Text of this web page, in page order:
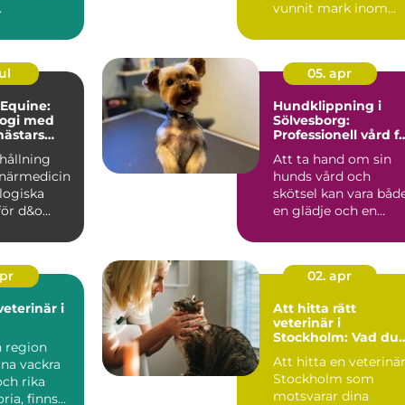
vunnit mark inom
med
d&o...
05. apr
Hundklippning i
Sölvesborg:
Professionell vård
Att ta hand om sin
hunds vård och
skötsel kan vara
en glädje och en
i
region
vackra
rika
finns
02. apr
Att hitta rätt
veterinär i
Stockholm: Vad du
Att hitta en
Stockholm som
motsvarar dina